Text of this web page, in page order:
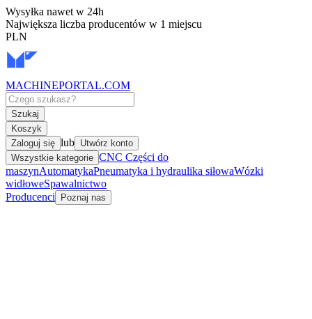
Wysyłka nawet w 24h
Największa liczba producentów w 1 miejscu
PLN
MACHINEPORTAL.COM
Szukaj
Koszyk
Zaloguj się lub Utwórz konto
Wszystkie kategorie CNC Części do
maszynAutomatykaPneumatyka i hydraulika siłowaWózki
widłoweSpawalnictwo
Producenci
Poznaj nas